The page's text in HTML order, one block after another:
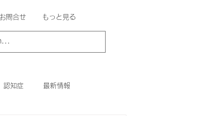
問合せ もっと見る
認知症 最新情報